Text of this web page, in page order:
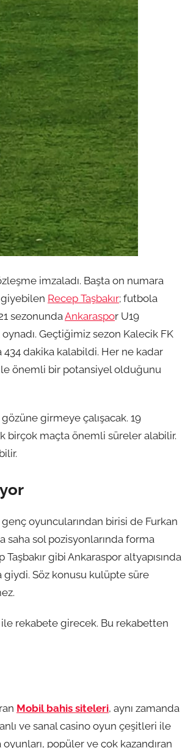
imzaladı. Başta on numara
Recep Taşbakır; futbola
sezonunda Ankaraspor U19
Geçtiğimiz sezon Kalecik FK
dakika kalabildi. Her ne kadar
önemli bir potansiyel olduğunu
girmeye çalışacak. 19
birçok maçta önemli süreler alabilir.
genç oyuncularından birisi de Furkan
saha sol pozisyonlarında forma
gibi Ankaraspor altyapısında
giydi. Söz konusu kulüpte süre
rekabete girecek. Bu rekabetten
Mobil bahis siteleri, aynı zamanda
ve sanal casino oyun çeşitleri ile
popüler ve çok kazandıran